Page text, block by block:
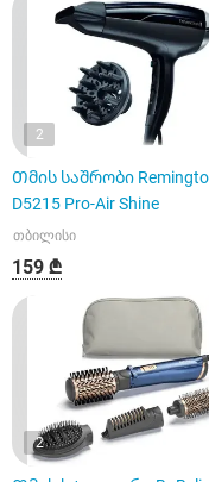
2
Თმის საშრობი
D5215 Pro-Air Shine
თბილისი
159 ₾
2